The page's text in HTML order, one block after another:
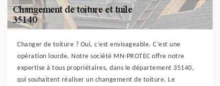
Changer de toiture ? Oui, c’est envisageable. C’est une
opération lourde. Notre société MN-PROTEC offre notre
expertise à tous propriétaires, dans le département 35140,
qui souhaitent réaliser un changement de toiture. Le